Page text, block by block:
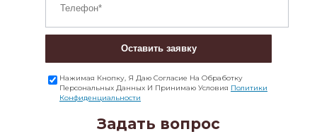
Оставить заявку
Нажимая Кнопку, Я Даю Согласие На Обработку
Персональных Данных И Принимаю Условия Политики
Конфиденциальности
Задать вопрос